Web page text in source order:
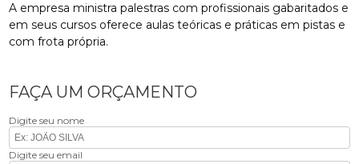
A empresa ministra palestras com profissionais gabaritados e
em seus cursos oferece aulas teóricas e práticas em pistas e
com frota própria.
FAÇA UM ORÇAMENTO
Digite seu nome
Digite seu email